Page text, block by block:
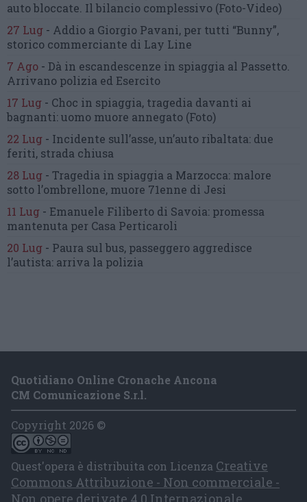
auto bloccate. Il bilancio complessivo (Foto-Video)
27 Lug - Addio a Giorgio Pavani, per tutti “Bunny”,
storico commerciante di Lay Line
7 Ago - Dà in escandescenze in spiaggia al Passetto.
Arrivano polizia ed Esercito
17 Lug - Choc in spiaggia, tragedia davanti ai
bagnanti:uomo muore annegato (Foto)
22 Lug - Incidente sull’asse, un’auto ribaltata: due
feriti, strada chiusa
28 Lug - Tragedia in spiaggia a Marzocca: malore
sotto l’ombrellone, muore 71enne di Jesi
11 Lug - Emanuele Filiberto di Savoia: promessa
mantenuta per Casa Perticaroli
20 Lug - Paura sul bus, passeggero aggredisce
l’autista: arriva la polizia
Quotidiano Online Cronache Ancona
CM Comunicazione S.r.l.
Copyright 2026 ©
Quest'opera è distribuita con Licenza Creative
Commons Attribuzione - Non commerciale -